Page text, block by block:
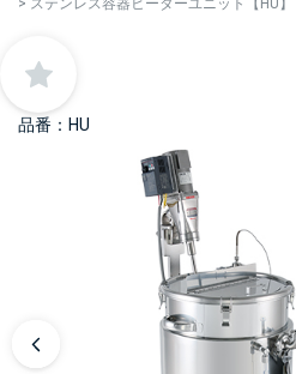
> ステンレス容器ヒーターユニット【HU】
品番：HU